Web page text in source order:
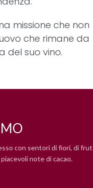
missione che non
che rimane da
del suo vino.
con sentori di fiori, di
note di cacao.